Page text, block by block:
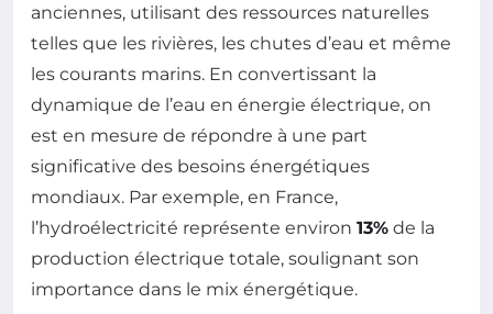
anciennes, utilisant des ressources naturelles
telles que les rivières, les chutes d’eau et même
les courants marins. En convertissant la
dynamique de l’eau en énergie électrique, on
est en mesure de répondre à une part
significative des besoins énergétiques
mondiaux. Par exemple, en France,
l’hydroélectricité représente environ 13% de la
production électrique totale, soulignant son
importance dans le mix énergétique.